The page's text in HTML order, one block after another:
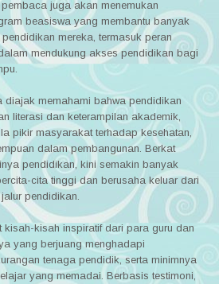
juga akan menemukan
beasiswa yang membantu banyak
mereka, termasuk peran
mendukung akses pendidikan bagi
diajak memahami bahwa pendidikan
literasi dan keterampilan akademik,
pikir masyarakat terhadap kesehatan,
dalam pembangunan. Berkat
pendidikan, kini semakin banyak
cita tinggi dan berusaha keluar dari
pendidikan.
kisah-kisah inspiratif dari para guru dan
yang berjuang menghadapi
tenaga pendidik, serta minimnya
yang memadai. Berbasis testimoni,